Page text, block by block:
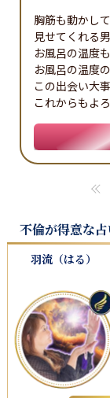
胸筋も動かして
見せてくれる
お風呂の温度
お風呂の温度
この出会い大
これからもよ
不倫が得意な
羽流（はる）